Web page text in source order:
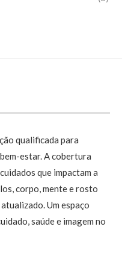
qualificada para
estar. A cobertura
que impactam a
corpo, mente e rosto
Um espaço
saúde e imagem no